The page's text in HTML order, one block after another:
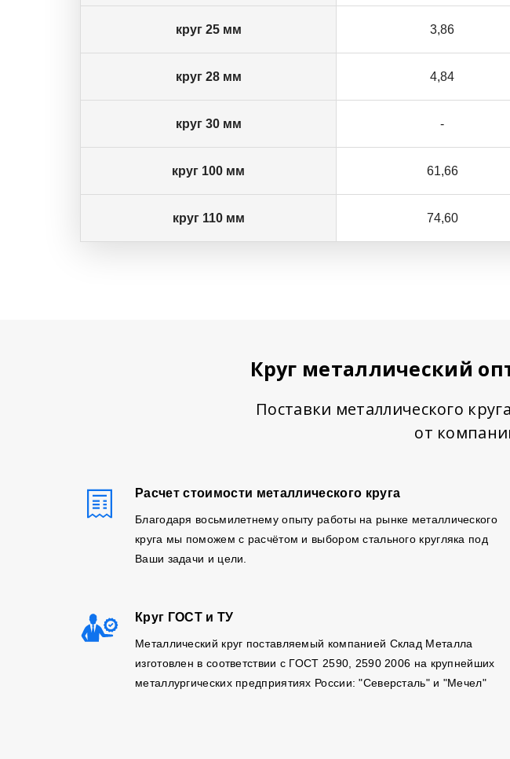
круг 25 мм 3,86
круг 28 мм 4,84
круг 30 мм -
круг 100 мм 61,66
круг 110 мм 74,60
Круг металлический
Поставки металлического
от
Расчет стоимости металлического круга
Благодаря восьмилетнему опыту работы на рынке металлического
круга мы поможем с расчётом и выбором стального кругляка под
Ваши задачи и цели.
Круг ГОСТ и ТУ
Металлический круг поставляемый компанией Склад Металла
изготовлен в соответствии с ГОСТ 2590, 2590 2006 на крупнейших
металлургических предприятиях России: "Северсталь" и "Мечел"